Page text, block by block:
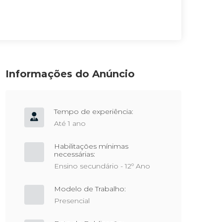
Informações do Anúncio
Tempo de experiência:
Até 1 ano
Habilitações mínimas
necessárias:
Ensino secundário - 12º Ano
Modelo de Trabalho:
Presencial